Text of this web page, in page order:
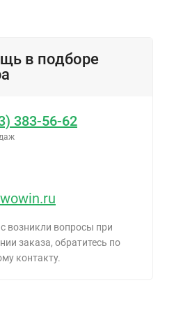
с пластмассовой
22-4-013
в подборе
383-56-62
возникли вопросы при
заказа, обратитесь по
контакту.